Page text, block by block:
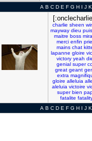
A B C D E F G H I J K
charlie sheen
mayway dieu
maitre boss
merci enfin
mains chat
lapanne gloire
victory yeah
genial super
great geant
extra
gloire alleluia
aleluia victoire
super bien
fatalite
A B C D E F G H I J K